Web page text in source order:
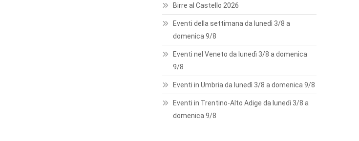
Birre al Castello 2026
Eventi della settimana da lunedì 3/8 a
domenica 9/8
Eventi nel Veneto da lunedì 3/8 a domenica
9/8
Eventi in Umbria da lunedì 3/8 a domenica 9/8
Eventi in Trentino-Alto Adige da lunedì 3/8 a
domenica 9/8